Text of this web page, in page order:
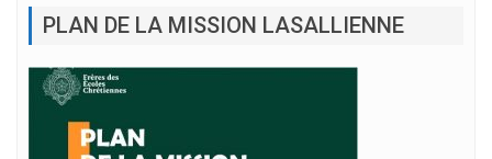
PLAN DE LA MISSION LASALLIENNE